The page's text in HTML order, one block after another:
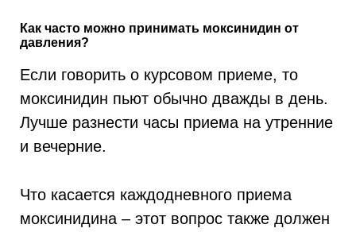
Как часто можно принимать моксинидин от
давления?
Если говорить о курсовом приеме, то
моксинидин пьют обычно дважды в день.
Лучше разнести часы приема на утренние
и вечерние.
Что касается каждодневного приема
моксинидина – этот вопрос также должен